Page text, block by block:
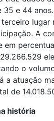
35 e 44
lugar
A
em
o
a atuação
de
história